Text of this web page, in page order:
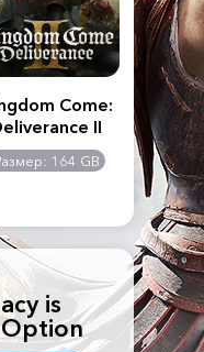
Come:
II
164 GB
The
is